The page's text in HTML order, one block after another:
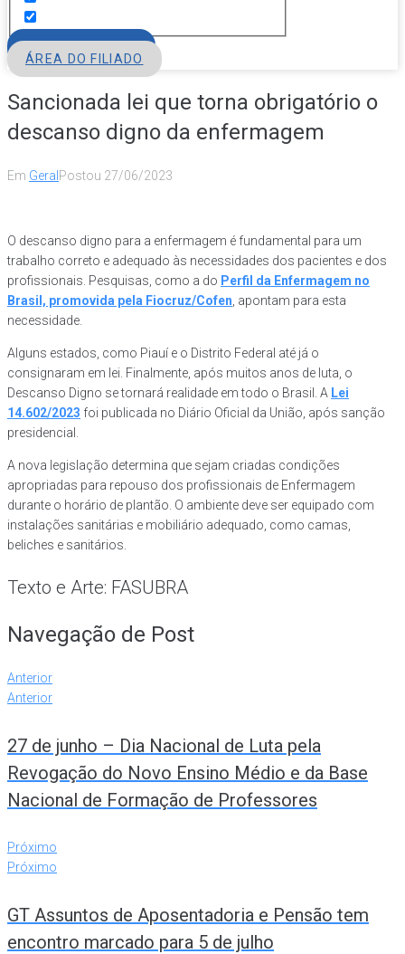
ÁREA DO FILIADO
Sancionada lei que torna obrigatório o
descanso digno da enfermagem
Em Geral Postou 27/06/2023
O descanso digno para a enfermagem é fundamental para um
trabalho correto e adequado às necessidades dos pacientes e dos
profissionais. Pesquisas, como a do Perfil da Enfermagem no
Brasil, promovida pela Fiocruz/Cofen , apontam para esta
necessidade.
Alguns estados, como Piauí e o Distrito Federal até já o
consignaram em lei. Finalmente, após muitos anos de luta, o
Descanso Digno se tornará realidade em todo o Brasil. A Lei
14.602/2023 foi publicada no Diário Oficial da União, após sanção
presidencial.
A nova legislação determina que sejam criadas condições
apropriadas para repouso dos profissionais de Enfermagem
durante o horário de plantão. O ambiente deve ser equipado com
instalações sanitárias e mobiliário adequado, como camas,
beliches e sanitários.
Texto e Arte: FASUBRA
Navegação de Post
Anterior
Anterior
27 de junho – Dia Nacional de Luta pela
Revogação do Novo Ensino Médio e da Base
Nacional de Formação de Professores
Próximo
Próximo
GT Assuntos de Aposentadoria e Pensão tem
encontro marcado para 5 de julho